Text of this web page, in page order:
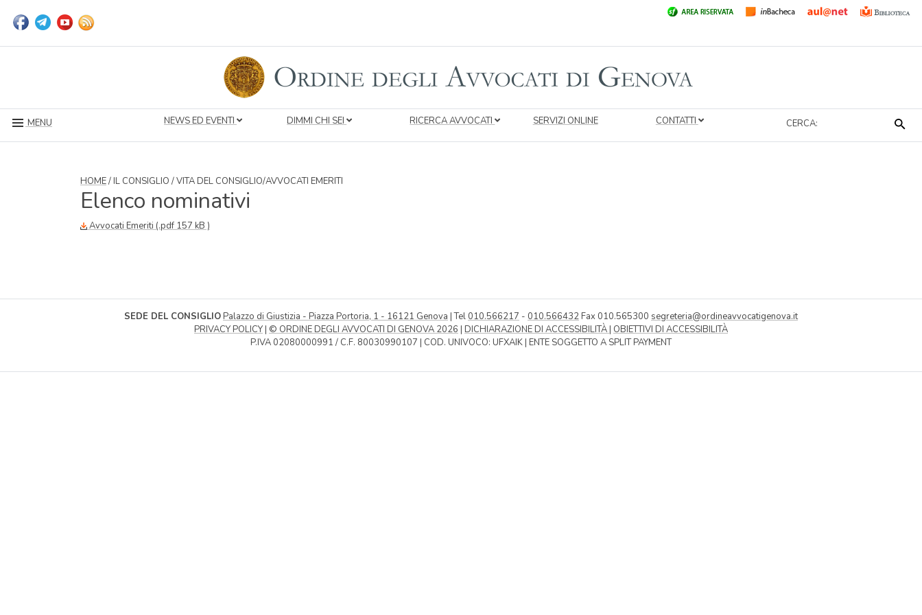
MENU NEWS ED EVENTI DIMMI CHI SEI RICERCA AVVOCATI SERVIZI ONLINE CONTATTI CERCA:
HOME/ IL CONSIGLIO / VITA DEL CONSIGLIO/AVVOCATI EMERITI
Elenco nominativi
Avvocati Emeriti (.pdf 157 kB )
SEDE DEL CONSIGLIOPalazzo di Giustizia - Piazza Portoria, 1 - 16121 Genova | Tel 010.566217 - 010.566432Fax 010.565300 segreteria@ordineavvocatigenova.it
PRIVACY POLICY| © ORDINE DEGLI AVVOCATI DI GENOVA 2026 | DICHIARAZIONE DI ACCESSIBILITÀ| OBIETTIVI DI ACCESSIBILITÀ
P.IVA 02080000991 / C.F. 80030990107 | COD. UNIVOCO: UFXAIK | ENTE SOGGETTO A SPLIT PAYMENT